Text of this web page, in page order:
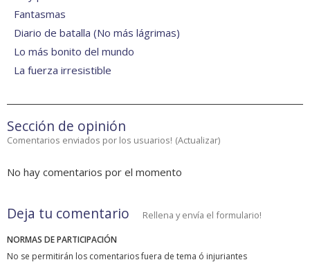
Fantasmas
Diario de batalla (No más lágrimas)
Lo más bonito del mundo
La fuerza irresistible
Sección de opinión
Comentarios enviados por los usuarios! (Actualizar)
No hay comentarios por el momento
Deja tu comentario Rellena y envía el formulario!
NORMAS DE PARTICIPACIÓN
No se permitirán los comentarios fuera de tema ó injuriantes